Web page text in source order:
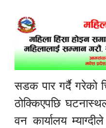
सडक पार गर्दै गरेको
ठोक्किएपछि
वन कार्यालय